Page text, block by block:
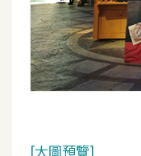
[大圖預覽]